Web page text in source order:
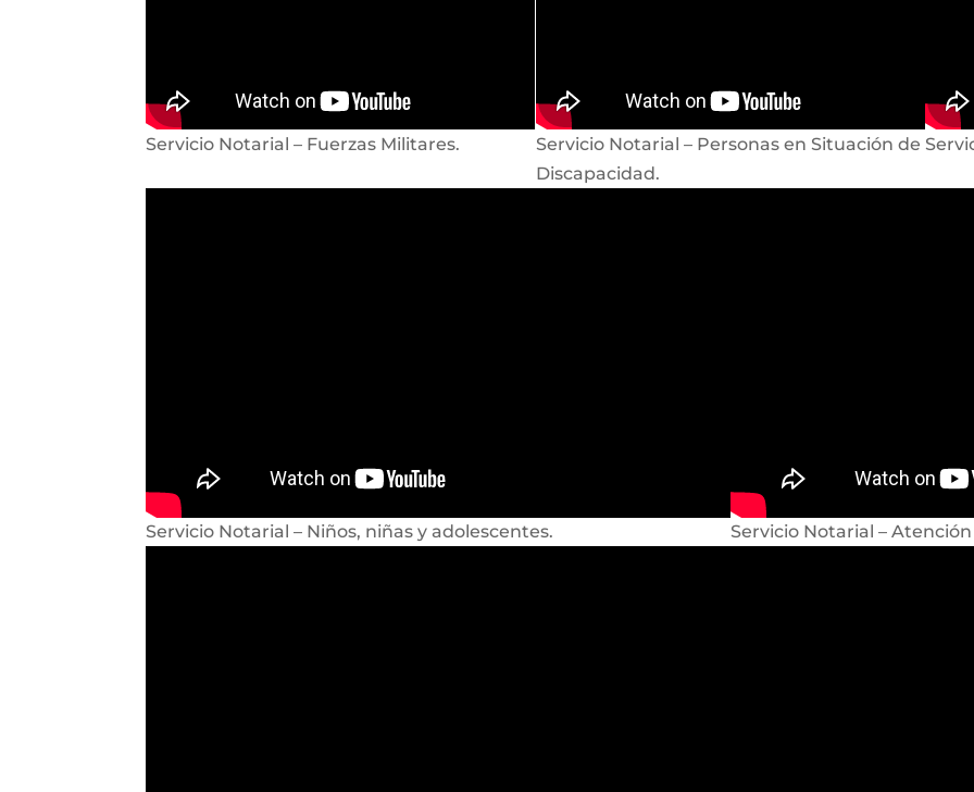
Servicio Notarial – Fuerzas Militares.
Servicio Notarial – Personas en Situación de
Discapacidad.
Servicio Notarial – Niños, niñas y adolescentes. Servicio Notarial –